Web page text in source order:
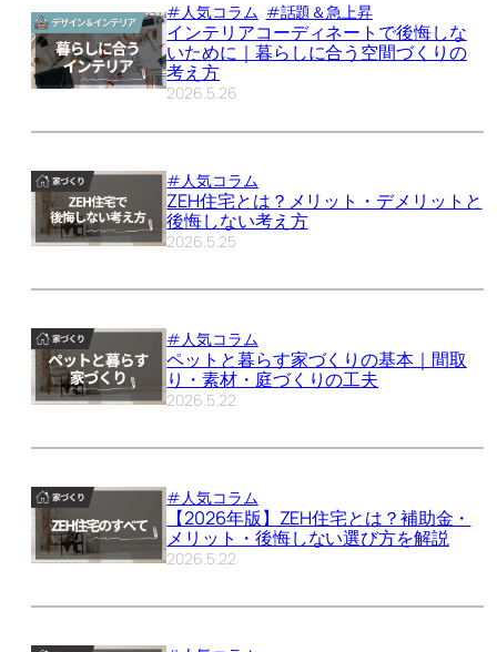
#人気コラム #話題＆急上昇
インテリアコーディネートで後悔しな
いために｜暮らしに合う空間づくりの
考え方
2026.5.26
#人気コラム
ZEH住宅とは？メリット・デメリットと
後悔しない考え方
2026.5.25
#人気コラム
ペットと暮らす家づくりの基本｜間取
り・素材・庭づくりの工夫
2026.5.22
#人気コラム
【2026年版】ZEH住宅とは？補助金・
メリット・後悔しない選び方を解説
2026.5.22